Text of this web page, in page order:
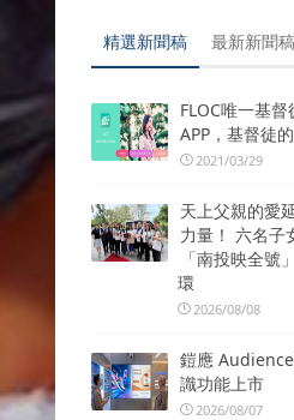
精選新聞稿 最新新聞稿
FLOC唯一基
APP，基督徒
2021/03/29
天上父親的愛
力量！ 六名子
「南投映全號
環
2026/08/08
鎧應
識功能上市
2026/08/07